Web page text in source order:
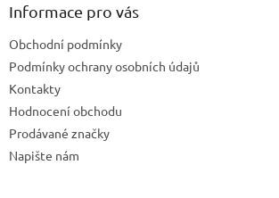
Informace pro vás
Obchodní podmínky
Podmínky ochrany osobních údajů
Kontakty
Hodnocení obchodu
Prodávané značky
Napište nám